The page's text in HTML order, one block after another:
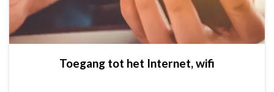
Toegang tot het Internet, wifi